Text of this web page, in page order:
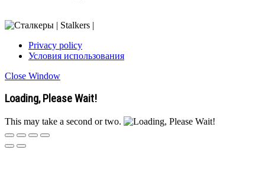
Privacy policy
Условия использования
Close Window
Loading, Please Wait!
This may take a second or two.